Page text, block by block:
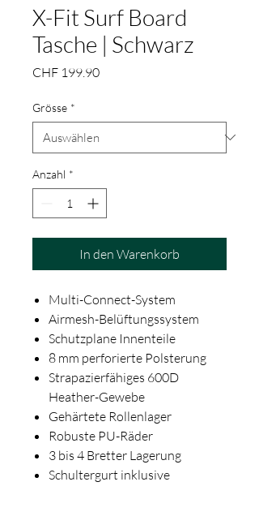
X-Fit Surf Board
Tasche | Schwarz
CHF 199.90Preis
Grösse *
Anzahl *
In den Warenkorb
Multi-Connect-System
Airmesh-Belüftungssystem
Schutzplane Innenteile
8 mm perforierte Polsterung
Strapazierfähiges 600D
Heather-Gewebe
Gehärtete Rollenlager
Robuste PU-Räder
3 bis 4 Bretter Lagerung
Schultergurt inklusive